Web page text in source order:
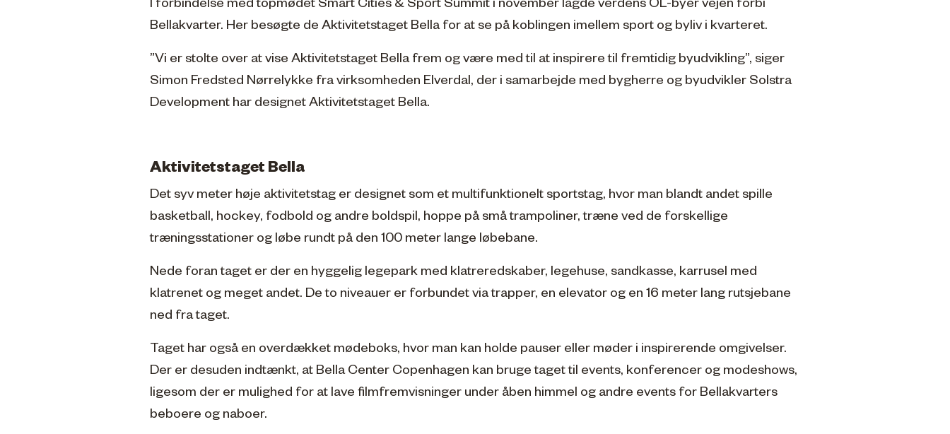
I forbindelse med topmødet Smart Cities & Sport Summit i november lagde verdens OL-byer vejen forbi
Bellakvarter. Her besøgte de Aktivitetstaget Bella for at se på koblingen imellem sport og byliv i kvarteret.
”Vi er stolte over at vise Aktivitetstaget Bella frem og være med til at inspirere til fremtidig byudvikling”, siger
Simon Fredsted Nørrelykke fra virksomheden Elverdal, der i samarbejde med bygherre og byudvikler Solstra
Development har designet Aktivitetstaget Bella.
Aktivitetstaget Bella
Det syv meter høje aktivitetstag er designet som et multifunktionelt sportstag, hvor man blandt andet spille
basketball, hockey, fodbold og andre boldspil, hoppe på små trampoliner, træne ved de forskellige
træningsstationer og løbe rundt på den 100 meter lange løbebane.
Nede foran taget er der en hyggelig legepark med klatreredskaber, legehuse, sandkasse, karrusel med
klatrenet og meget andet. De to niveauer er forbundet via trapper, en elevator og en 16 meter lang rutsjebane
ned fra taget.
Taget har også en overdækket mødeboks, hvor man kan holde pauser eller møder i inspirerende omgivelser.
Der er desuden indtænkt, at Bella Center Copenhagen kan bruge taget til events, konferencer og modeshows,
ligesom der er mulighed for at lave filmfremvisninger under åben himmel og andre events for Bellakvarters
beboere og naboer.